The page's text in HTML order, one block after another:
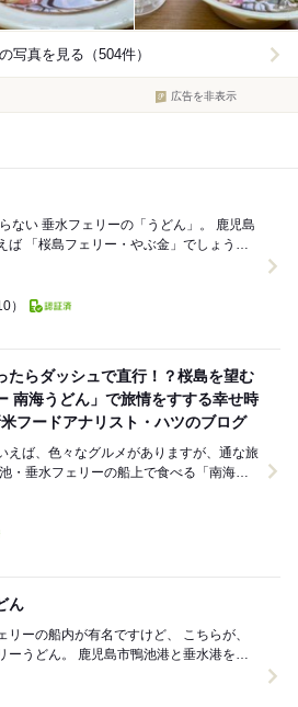
写真を見る（504件）
広告を非表示
ょうが
）
たらダッシュで直行！？桜島を望む
南海うどん」で旅情をすする幸せ時
フードアナリスト・ハツのブログ
ん
船内が有名ですけど、 こちらが、
池港と垂水港を結